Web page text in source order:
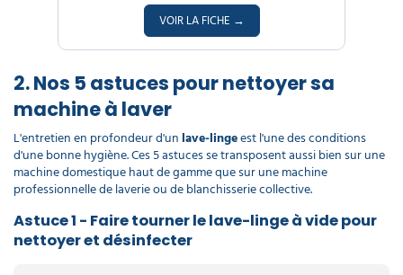
VOIR LA FICHE →
2. Nos 5 astuces pour nettoyer sa
machine à laver
L'entretien en profondeur d'un lave-lingeest l'une des conditions
d'une bonne hygiène. Ces 5 astuces se transposent aussi bien sur une
machine domestique haut de gamme que sur une machine
professionnelle de laverie ou de blanchisserie collective.
Astuce 1 - Faire tourner le lave-linge à vide pour
nettoyer et désinfecter